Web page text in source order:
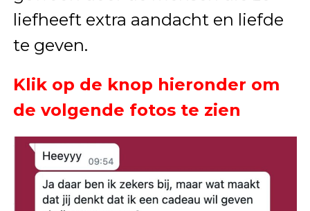
liefheeft extra aandacht en liefde
te geven.
Klik op de knop hieronder om
de volgende fotos te zien